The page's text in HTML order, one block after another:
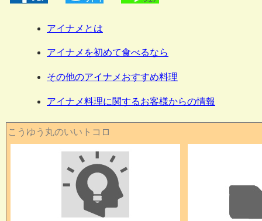
アイナメとは
アイナメを初めて食べるなら
その他のアイナメおすすめ料理
アイナメ料理に関するお客様からの情報
こうゆう丸のいいトコロ